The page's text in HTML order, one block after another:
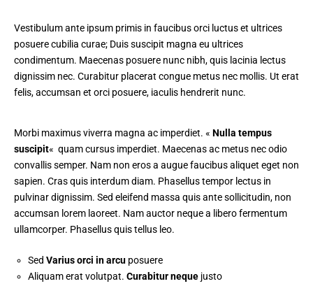
Vestibulum ante ipsum primis in faucibus orci luctus et ultrices
posuere cubilia curae; Duis suscipit magna eu ultrices
condimentum. Maecenas posuere nunc nibh, quis lacinia lectus
dignissim nec. Curabitur placerat congue metus nec mollis. Ut erat
felis,accumsan et orci posuere, iaculis hendrerit nunc.
Morbi maximus viverra magna ac imperdiet. « Nulla tempus
suscipit« quam cursus imperdiet. Maecenas ac metus nec odio
convallis semper. Nam non eros a augue faucibus aliquet eget non
sapien. Cras quis interdum diam. Phasellus tempor lectus in
pulvinar dignissim. Sed eleifend massa quis ante sollicitudin, non
accumsan lorem laoreet. Nam auctor neque a libero fermentum
ullamcorper. Phasellus quis tellus leo.
Sed Varius orci in arcu posuere
Aliquam erat volutpat. Curabitur neque justo